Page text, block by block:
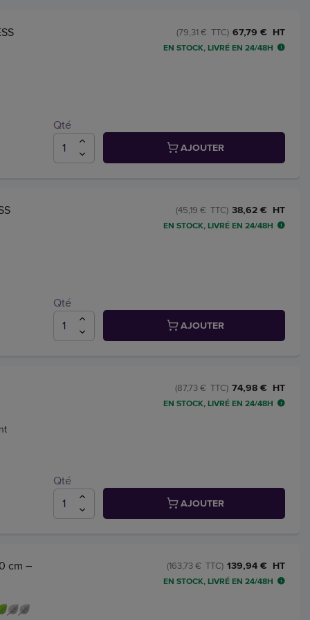
67,79 € HT
(79,31 € TTC)
EN STOCK, LIVRÉ EN 24/48H
Qté
AJOUTER
38,62 € HT
(45,19 € TTC)
EN STOCK, LIVRÉ EN 24/48H
Qté
AJOUTER
74,98 € HT
(87,73 € TTC)
EN STOCK, LIVRÉ EN 24/48H
Qté
AJOUTER
cm – 139,94 € HT
(163,73 € TTC)
EN STOCK, LIVRÉ EN 24/48H